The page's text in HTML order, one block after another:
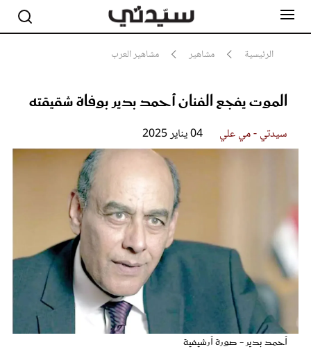
الرئيسية مشاهير مشاهير العرب
الموت يفجع الفنان أحمد بدير بوفاة شقيقته
سيدتي - مي علي 04 يناير 2025
أحمد بدير - صورة أرشيفية
مشاهير
جمال
صحة ورشاقة
فيديو
مطبخ سيدتي
مقالات الرأي
ستايل
تقارير
عروس سيدتي